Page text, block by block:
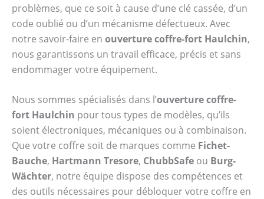
problèmes, que ce soit à cause d’une clé cassée, d’un
code oublié ou d’un mécanisme défectueux. Avec
notre savoir-faire en ouverture coffre-fort Haulchin,
nous garantissons un travail efficace, précis et sans
endommager votre équipement.
Nous sommes spécialisés dans l’ouverture coffre-
fort Haulchin pour tous types de modèles, qu’ils
soient électroniques, mécaniques ou à combinaison.
Que votre coffre soit de marques comme Fichet-
Bauche, Hartmann Tresore, ChubbSafe ou Burg-
Wächter, notre équipe dispose des compétences et
des outils nécessaires pour débloquer votre coffre en